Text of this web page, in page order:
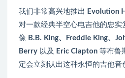
我们非常高兴地推出 Evolution
对一款经典半空心电吉他的忠实
像 B.B. King、Freddie King、
Berry 以及 Eric Clapton 等布鲁
定会立刻认出这种永恒的吉他音